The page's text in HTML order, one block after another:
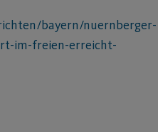
bayern/nuernberger-
im-freien-erreicht-